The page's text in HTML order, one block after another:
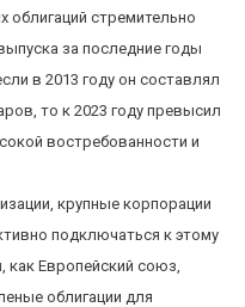
облигаций стремительно
за последние годы
в 2013 году он составлял
то к 2023 году превысил
востребованности и
крупные корпорации
подключаться к этому
как Европейский союз,
облигации для